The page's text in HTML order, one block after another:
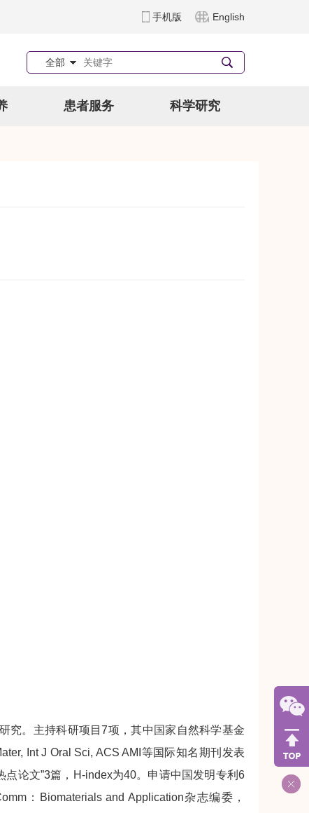
手机版 English
全部
患者服务 科学研究
究。主持科研项目7项，其中国家自然科学基金
Int J Oral Sci, ACS AMI等国际知名期刊发表
点论文”3篇，H-index为40。申请中国发明专利6
：Biomaterials and Application杂志编委，